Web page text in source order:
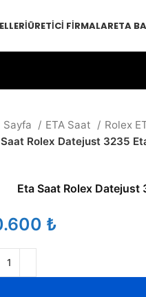
ÜRETICI FIRMALARETA
Sayfa ETA Saat Rolex
Rolex Datejust 3235
Eta Saat Rolex
₺